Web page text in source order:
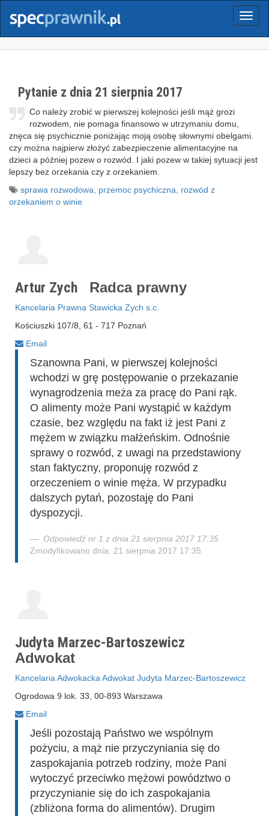
Menu
Pytanie z dnia 21 sierpnia 2017
Co należy zrobić w pierwszej kolejności jeśli mąż grozi
rozwodem, nie pomaga finansowo w utrzymaniu domu,
znęca się psychicznie poniżając moją osobę słownymi obelgami.
czy można najpierw złożyć zabezpieczenie alimentacyjne na
dzieci a później pozew o rozwód. I jaki pozew w takiej sytuacji jest
lepszy bez orzekania czy z orzekaniem.
sprawa rozwodowa
przemoc psychiczna
rozwód z
orzekaniem o winie
Artur Zych Radca prawny
Kancelaria Prawna Stawicka Zych s.c.
Kościuszki 107/8, 61 - 717 Poznań
Email
Szanowna Pani, w pierwszej kolejności
wchodzi w grę postępowanie o przekazanie
wynagrodzenia meża za pracę do Pani rąk.
O alimenty może Pani wystąpić w każdym
czasie, bez względu na fakt iż jest Pani z
mężem w związku małżeńskim. Odnośnie
sprawy o rozwód, z uwagi na przedstawiony
stan faktyczny, proponuję rozwód z
orzeczeniem o winie męża. W przypadku
dalszych pytań, pozostaję do Pani
dyspozycji.
Odpowiedź nr 1 z dnia 21 sierpnia 2017 17:35
Zmodyfikowano dnia: 21 sierpnia 2017 17:35
Judyta Marzec-Bartoszewicz
Adwokat
Kancelaria Adwokacka Adwokat Judyta Marzec-Bartoszewicz
Ogrodowa 9 lok. 33, 00-893 Warszawa
Email
Jeśli pozostają Państwo we wspólnym
pożyciu, a mąż nie przyczyniania się do
zaspokajania potrzeb rodziny, może Pani
wytoczyć przeciwko mężowi powództwo o
przyczynianie się do ich zaspokajania
(zbliżona forma do alimentów). Drugim